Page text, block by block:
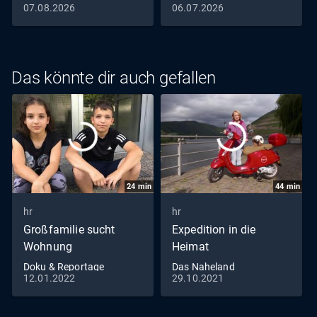
07.08.2026
06.07.2026
Das könnte dir auch gefallen
24 min
hr
Großfamilie sucht
Wohnung
Doku & Reportage
12.01.2022
44min
hr
Expedition in die
Heimat
Das Naheland
29.10.2021